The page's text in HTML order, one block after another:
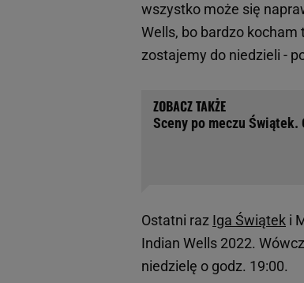
wszystko może się
Wells, bo bardzo kocham
zostajemy do niedzieli -
Sceny po meczu Świątek.
Ostatni raz Iga Świątek i
Indian Wells 2022.
niedzielę o godz. 19:00.